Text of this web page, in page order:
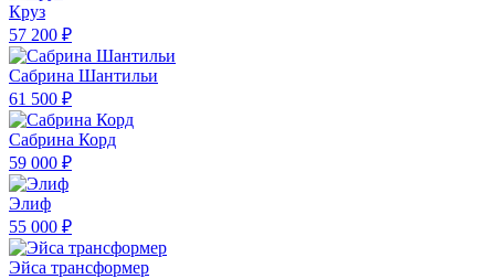
Круз
57 200 ₽
Сабрина Шантильи
61 500 ₽
Сабрина Корд
59 000 ₽
Элиф
55 000 ₽
Эйса трансформер